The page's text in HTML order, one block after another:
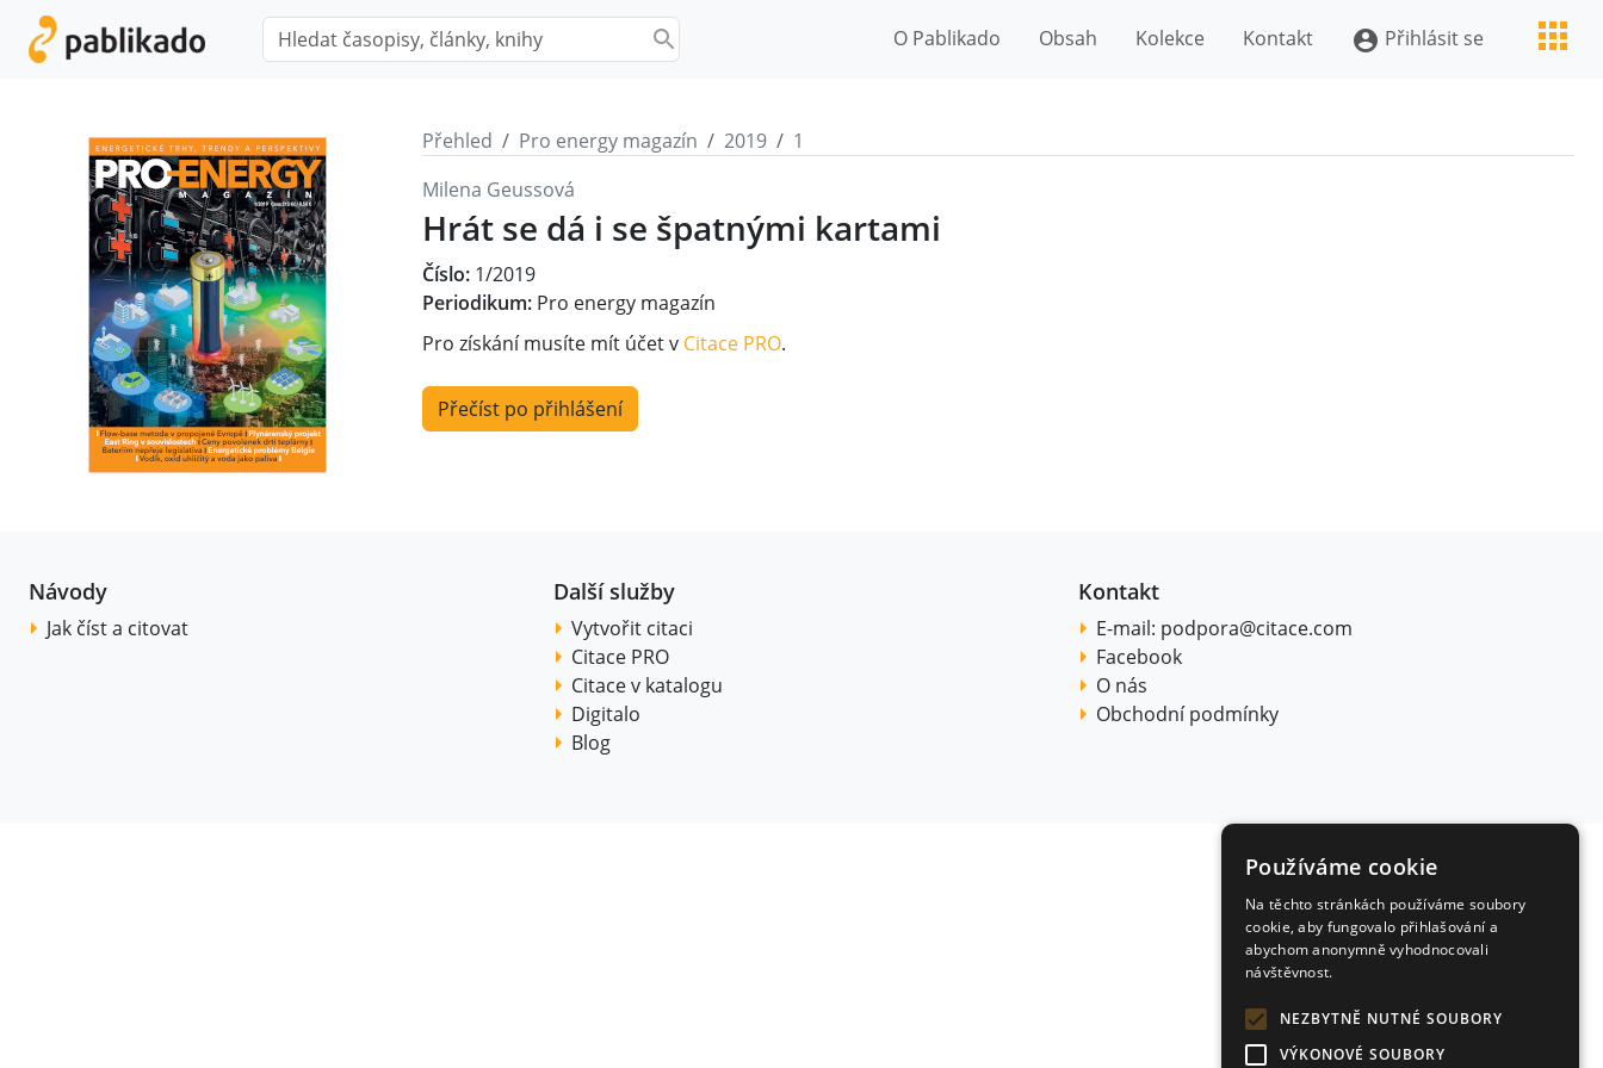
O Pablikado Obsah Kolekce Kontakt account_circle Přihlásit se
Přehled Pro energy magazín 2019
1
Milena Geussová
Hrát se dá i se špatnými kartami
Číslo: 1/2019
Periodikum: Pro energy magazín
Pro získání musíte mít účet v Citace PRO.
Přečíst po přihlášení
Návody
Jak číst a citovat
Další služby
Vytvořit citaci
Citace PRO
Citace v katalogu
Digitalo
Blog
Kontakt
E-mail: podpora@citace.com
Facebook
O nás
Obchodní podmínky
Používáme cookie
Na těchto stránkách používáme soubory
cookie, aby fungovalo přihlašování a
abychom anonymně vyhodnocovali
návštěvnost.
NEZBYTNĚ NUTNÉ SOUBORY
VÝKONOVÉ SOUBORY